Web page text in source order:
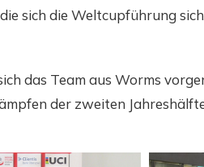
sich die Weltcupführung
das Team aus Worms
der zweiten